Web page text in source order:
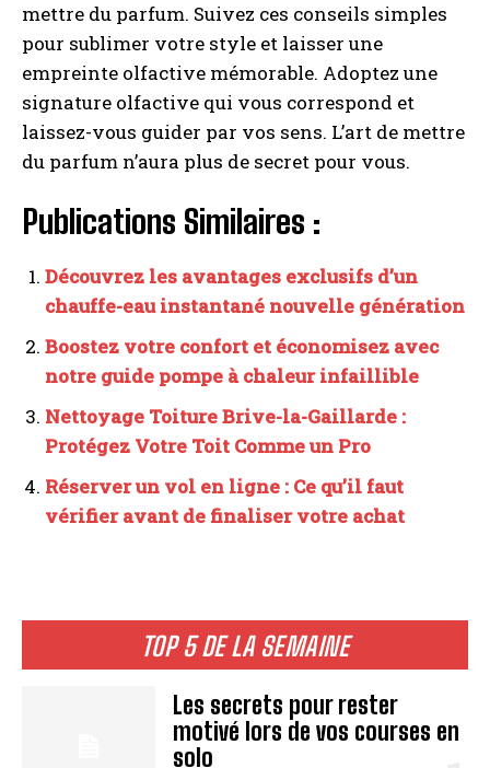
TOP 5 DE LA SEMAINE
Les secrets pour rester
motivé lors de vos courses en
solo
mettre du parfum. Suivez ces conseils simples
pour sublimer votre style et laisser une
empreinte olfactive mémorable. Adoptez une
signature olfactive qui vous correspond et
laissez-vous guider par vos sens. L’art de mettre
du parfum n’aura plus de secret pour vous.
Publications Similaires :
Découvrez les avantages exclusifs d’un
chauffe-eau instantané nouvelle génération
Boostez votre confort et économisez avec
notre guide pompe à chaleur infaillible
Nettoyage Toiture Brive-la-Gaillarde :
Protégez Votre Toit Comme un Pro
Réserver un vol en ligne : Ce qu’il faut
vérifier avant de finaliser votre achat